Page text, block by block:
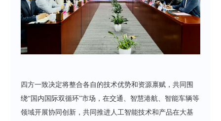
四方一致决定将整合各自的技术优势和资源禀赋，共同围
绕“国内国际双循环”市场，在交通、智慧港航、智能车辆等
领域开展协同创新，共同推进人工智能技术和产品在大基